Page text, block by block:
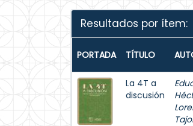
Resultados por ítem:
PORTADA TÍTULO
La 4T a
discusión